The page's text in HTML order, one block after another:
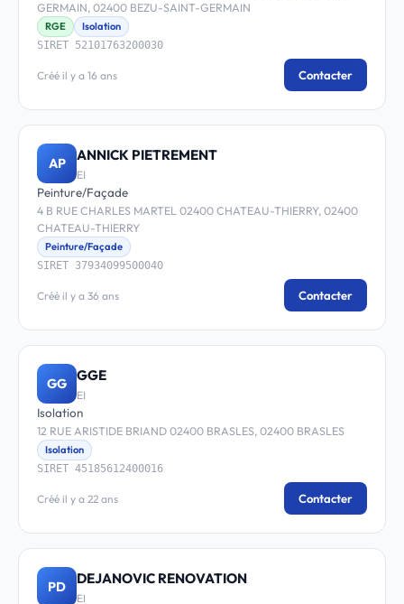
GERMAIN, 02400 BEZU-SAINT-GERMAIN
RGE
Isolation
SIRET 52101763200030
Créé il y a 16 ans Contacter
AP ANNICK PIETREMENT
EI
Peinture/Façade
4 B RUE CHARLES MARTEL 02400 CHATEAU-THIERRY, 02400
CHATEAU-THIERRY
Peinture/Façade
SIRET 37934099500040
Créé il y a 36 ans Contacter
GG GGE
EI
Isolation
12 RUE ARISTIDE BRIAND 02400 BRASLES, 02400 BRASLES
Isolation
SIRET 45185612400016
Créé il y a 22 ans Contacter
PD DEJANOVIC RENOVATION
EI